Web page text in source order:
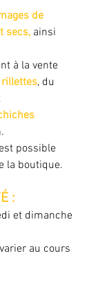
de
secs, ainsi
à la vente
rillettes, du
est possible
la boutique.
:
et dimanche
au cours